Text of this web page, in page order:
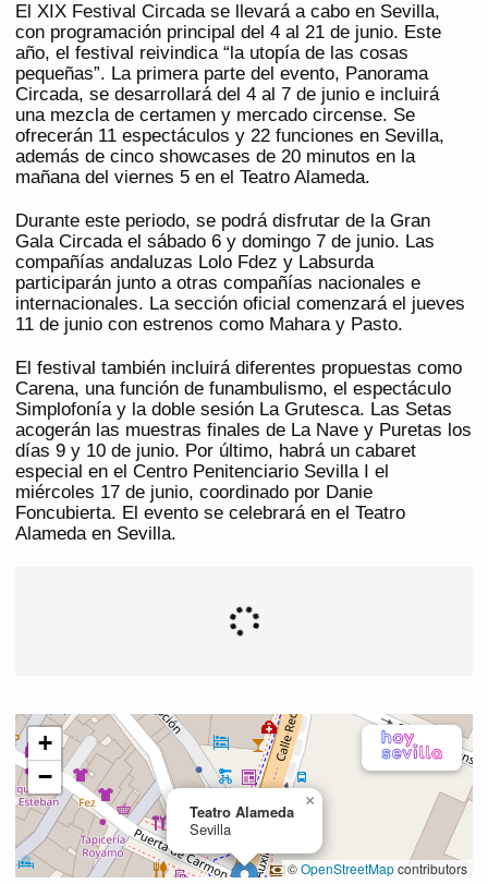
El XIX Festival Circada se llevará a cabo en Sevilla,
con programación principal del 4 al 21 de junio. Este
año, el festival reivindica “la utopía de las cosas
pequeñas”. La primera parte del evento, Panorama
Circada, se desarrollará del 4 al 7 de junio e incluirá
una mezcla de certamen y mercado circense. Se
ofrecerán 11 espectáculos y 22 funciones en Sevilla,
además de cinco showcases de 20 minutos en la
mañana del viernes 5 en el Teatro Alameda.
Durante este periodo, se podrá disfrutar de la Gran
Gala Circada el sábado 6 y domingo 7 de junio. Las
compañías andaluzas Lolo Fdez y Labsurda
participarán junto a otras compañías nacionales e
internacionales. La sección oficial comenzará el jueves
11 de junio con estrenos como Mahara y Pasto.
El festival también incluirá diferentes propuestas como
Carena, una función de funambulismo, el espectáculo
Simplofonía y la doble sesión La Grutesca. Las Setas
acogerán las muestras finales de La Nave y Puretas los
días 9 y 10 de junio. Por último, habrá un cabaret
especial en el Centro Penitenciario Sevilla I el
miércoles 17 de junio, coordinado por Danie
Foncubierta. El evento se celebrará en el Teatro
Alameda en Sevilla.